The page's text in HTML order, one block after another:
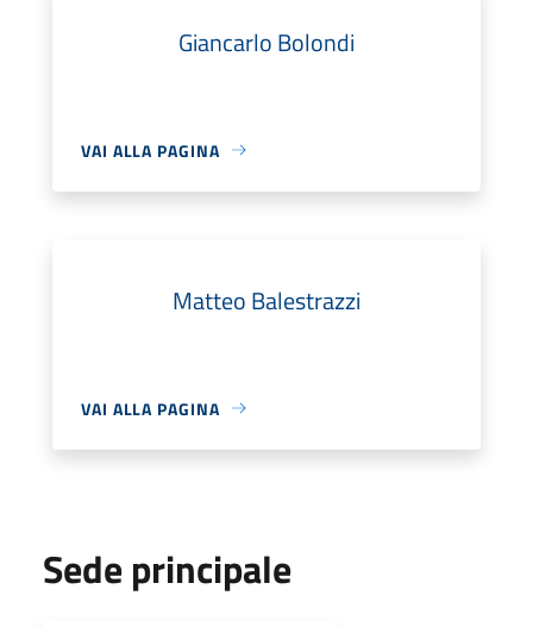
Giancarlo Bolondi
VAI ALLA PAGINA
Matteo Balestrazzi
VAI ALLA PAGINA
Sede principale